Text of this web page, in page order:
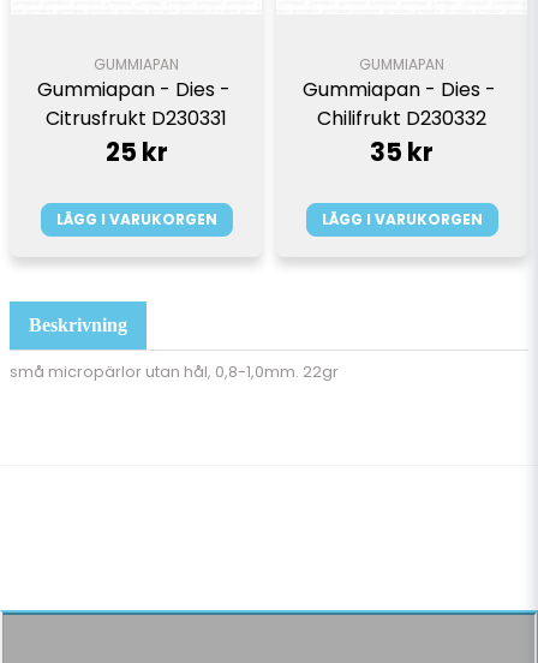
Beskrivning
små micropärlor utan hål, 0,8-1,0mm. 22gr
GUMMIAPAN
Gummiapan - Dies -
Citrusfrukt D230331
25 kr
LÄGG I VARUKORGEN
GUMMIAPAN
Gummiapan - Dies -
Chilifrukt D230332
35 kr
LÄGG I VARUKORGEN